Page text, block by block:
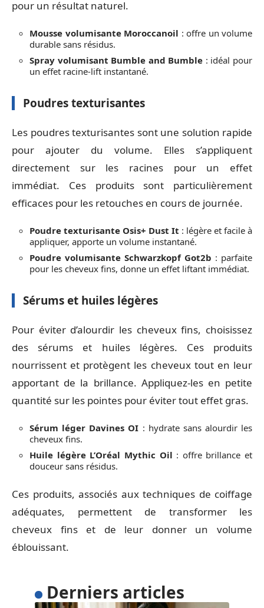
pour un résultat naturel.
Mousse volumisante Moroccanoil : offre un volume
durable sans résidus.
Spray volumisant Bumble and Bumble : idéal pour
un effet racine-lift instantané.
Poudres texturisantes
Les poudres texturisantes sont une solution rapide
pour ajouter du volume. Elles s’appliquent
directement sur les racines pour un effet
immédiat. Ces produits sont particulièrement
efficaces pour les retouches en cours de journée.
Poudre texturisante Osis+ Dust It : légère et facile à
appliquer, apporte un volume instantané.
Poudre volumisante Schwarzkopf Got2b : parfaite
pour les cheveux fins, donne un effet liftant immédiat.
Sérums et huiles légères
Pour éviter d’alourdir les cheveux fins, choisissez
des sérums et huiles légères. Ces produits
nourrissent et protègent les cheveux tout en leur
apportant de la brillance. Appliquez-les en petite
quantité sur les pointes pour éviter tout effet gras.
Sérum léger Davines OI : hydrate sans alourdir les
cheveux fins.
Huile légère L’Oréal Mythic Oil : offre brillance et
douceur sans résidus.
Ces produits, associés aux techniques de coiffage
adéquates, permettent de transformer les
cheveux fins et de leur donner un volume
éblouissant.
Derniers articles